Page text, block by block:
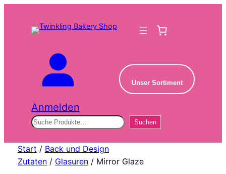
Anmelden
Unser Sortiment
Suchen Suchen
Start / Back und Design
Zutaten/ Glasuren/ Mirror Glaze